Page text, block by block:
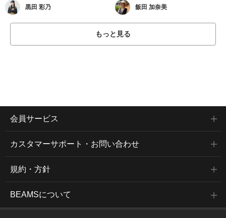
黒田 彩乃 飯田 加奈美
もっと見る
会員サービス
カスタマーサポート・お問い合わせ
規約・方針
BEAMSについて